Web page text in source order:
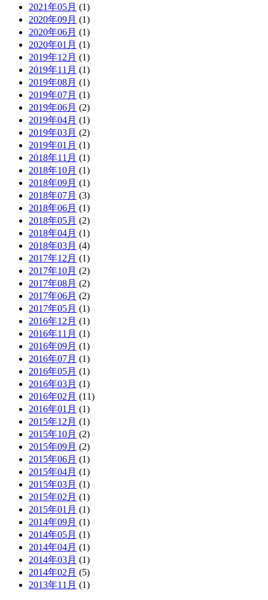
2021年05月 (1)
2020年09月 (1)
2020年06月 (1)
2020年01月 (1)
2019年12月 (1)
2019年11月 (1)
2019年08月 (1)
2019年07月 (1)
2019年06月 (2)
2019年04月 (1)
2019年03月 (2)
2019年01月 (1)
2018年11月 (1)
2018年10月 (1)
2018年09月 (1)
2018年07月 (3)
2018年06月 (1)
2018年05月 (2)
2018年04月 (1)
2018年03月 (4)
2017年12月 (1)
2017年10月 (2)
2017年08月 (2)
2017年06月 (2)
2017年05月 (1)
2016年12月 (1)
2016年11月 (1)
2016年09月 (1)
2016年07月 (1)
2016年05月 (1)
2016年03月 (1)
2016年02月 (11)
2016年01月 (1)
2015年12月 (1)
2015年10月 (2)
2015年09月 (2)
2015年06月 (1)
2015年04月 (1)
2015年03月 (1)
2015年02月 (1)
2015年01月 (1)
2014年09月 (1)
2014年05月 (1)
2014年04月 (1)
2014年03月 (1)
2014年02月 (5)
2013年11月 (1)